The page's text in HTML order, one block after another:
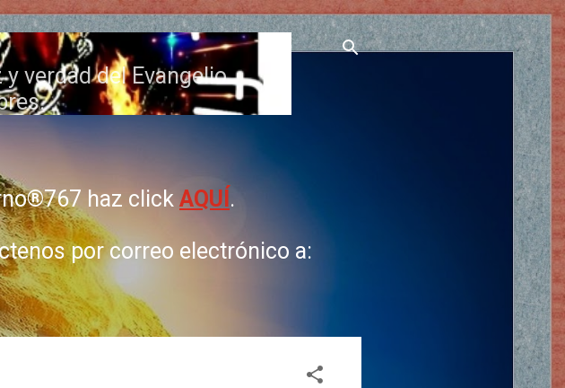
y verdad del Evangelio
haz click AQUÍ .
por correo electrónico a: